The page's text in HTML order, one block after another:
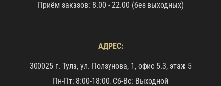
Приём заказов: 8.00 - 22.00 (без выходных)
АДРЕС:
300025 г. Тула, ул. Ползунова, 1, офис 5.3, этаж 5
Пн-Пт: 8:00-18:00, Сб-Вс: Выходной